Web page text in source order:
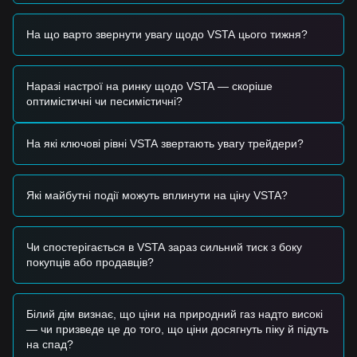
за управління та програмах майнінгу ліквідності
продовжують стимулювати короткострокові потоки
капіталу.
Торгові сигнали
На основі поточної технічної структури та імпульсу ринку
надаються такі довідкові торгові стратегії:
Потенційна зона покупки
• Якщо ціна Vesta Finance наблизиться до рівня підтримки
$0,1250 - $0,1300і покаже ознаки відскоку, це може стати
• Якщо ціна Vesta Finance успішно проб'є рівень опору
підтвердити початок нового восходящего тренду.
Сценарій ризику
• Якщо ціна Vesta Finance впаде нижче психологічного
Стратегія покупки
На основі поточної ринкової структури пропонуються такі
довідкові стратегії:
На що варто звернути увагу щодо VSTA цього тижня?
Наразі настрої на ринку щодо VSTA — скоріше
оптимістичні чи песимістичні?
На які ключові рівні VSTA звертають увагу трейдери?
Які майбутні події можуть вплинути на ціну VSTA?
Чи спостерігається в VSTA зараз сильний тиск з боку
покупців або продавців?
Білий дім визнає, що ціни на природний газ надто високі
— чи призведе це до того, що ціни досягнуть піку й підуть
на спад?